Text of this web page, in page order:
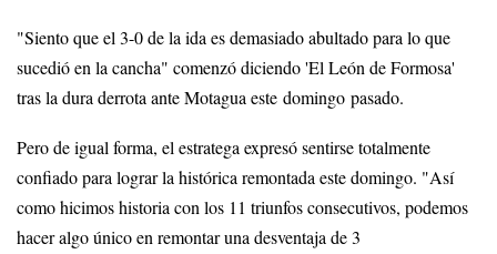
"Siento que el 3-0 de la ida es demasiado abultado para lo que
sucedió en la cancha" comenzó diciendo 'El León de Formosa'
tras la dura derrota ante Motagua este domingo pasado.
Pero de igual forma, el estratega expresó sentirse totalmente
confiado para lograr la histórica remontada este domingo. "Así
como hicimos historia con los 11 triunfos consecutivos, podemos
hacer algo único en remontar una desventaja de 3